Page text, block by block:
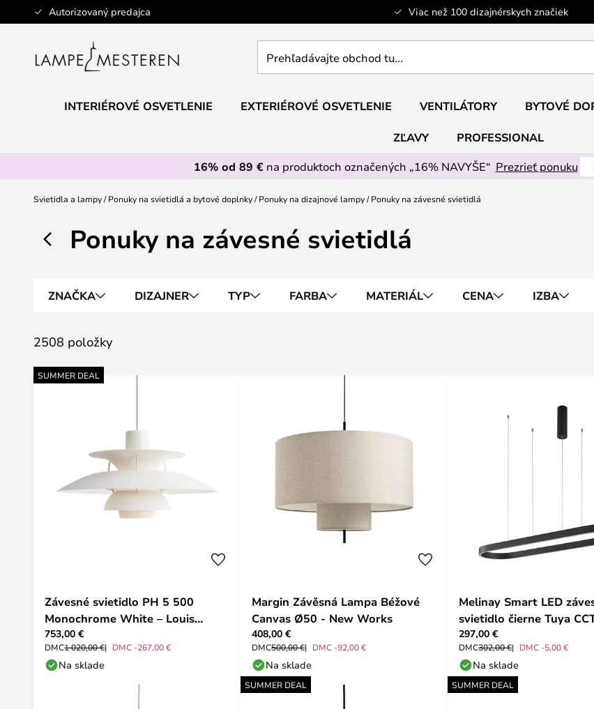
Autorizovaný predajca Viac než 100 dizajnérskych značiek
Skip
to
obchod
INTERIÉROVÉ OSVETLENIE EXTERIÉROVÉ OSVETLENIE VENTILÁTORY BYTOVÉ
ZĽAVY
PROFESSIONAL
16% od 89 €na produktoch označených „16% NAVYŠE“ Prezrieť ponuku
Svietidla a lampy Ponuky na svietidlá a bytové doplnky Ponuky na dizajnové lampy Ponuky na závesné svietidlá
Ponuky na závesné svietidlá
ZNAČKA DIZAJNER TYP FARBA MATERIÁL CENA IZBA
2508 položky
SUMMER DEAL
Závesné svietidlo PH 5 500
Monochrome White – Louis
Poulsen
753,00 €
DMC1 020,00 € DMC -267,00 €
Na sklade
Margin Závěsná Lampa Béžové
Canvas Ø50 - New Works
408,00 €
DMC500,00 € DMC -92,00 €
Na sklade
Melinay Smart LED
svietidlo čierne Tuya
Lucande
297,00 €
DMC302,00 € DMC -5,00 €
Na sklade
SUMMER DEAL SUMMER DEAL